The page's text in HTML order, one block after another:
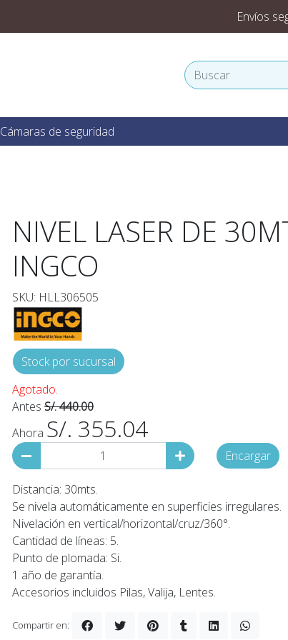
Envíos
Cámaras de seguridad
NIVEL LASER DE
INGCO
SKU: HLL306505
Stock por sucursal
Agotado.
Antes S/. 440.00
Ahora S/. 355.04
Encargar
Distancia: 30mts.
Se nivela automáticamente en superficies irregulares.
Nivelación en vertical/horizontal/cruz/360°.
Cantidad de líneas: 5.
Punto de plomada: Si.
1 año de garantía.
Accesorios incluidos Pilas, Valija, Lentes.
Compartir en: